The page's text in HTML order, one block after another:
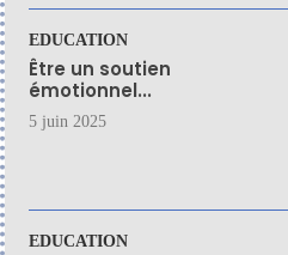
EDUCATION
Être un soutien
émotionnel...
5 juin 2025
EDUCATION